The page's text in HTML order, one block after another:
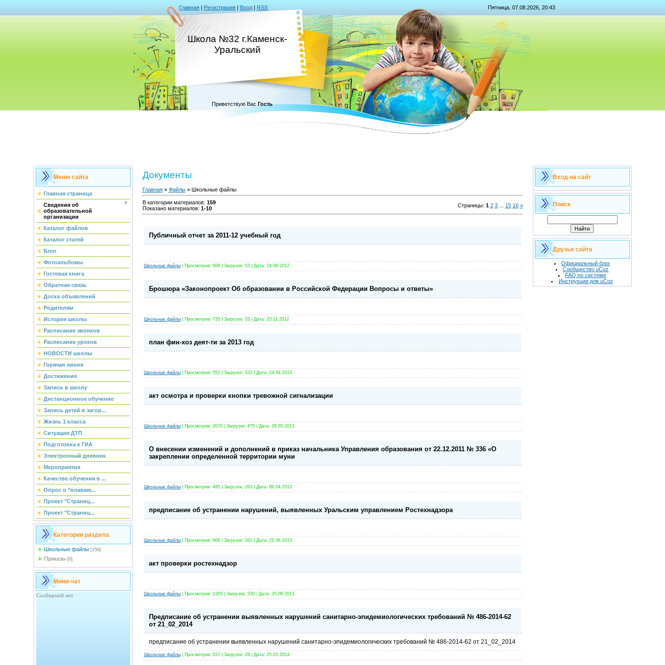
Главная | Регистрация | Вход | RSS Пятница, 07.08.2026, 20:43
Школа №32 г.Каменск-
Уральский
Приветствую Вас Гость
Меню сайта
Главная страница
Сведения об
образовательной
организации
Каталог файлов
Каталог статей
Блог
Фотоальбомы
Гостевая книга
Обратная связь
Доска объявлений
Родителям
История школы
Расписание звонков
Расписание уроков
НОВОСТИ школы
Горячая линия
Достижения
Запись в школу
Дистанционное обучение
Запись детей в загор...
Жизнь 1 класса
Ситуация ДТП
Подготовка к ГИА
Электронный дневник
Мероприятия
Качестве обучения в ...
Опрос о "плаваю...
Проект "Страниц...
Проект "Страниц...
Категории раздела
Школьные файлы [159]
Приказы [0]
Мини-чат
Документы
Главная» Файлы» Школьные файлы
В категории материалов: 159
Показано материалов: 1-10 Страницы: 1 2 3 15 16 »
Публичный отчет за 2011-12 учебный год
Школьные файлы| Просмотров: 606 | Загрузок: 53 | Дата: 24.09.2012
Брошюра «Законопроект Об образовании в Российской Федерации Вопросы и ответы»
Школьные файлы| Просмотров: 735 | Загрузок: 33 | Дата: 23.11.2012
план фин-хоз деят-ти за 2013 год
Школьные файлы| Просмотров: 551 | Загрузок: 332 | Дата: 24.04.2013
акт осмотра и проверки кнопки тревожной сигнализации
Школьные файлы| Просмотров: 2070 | Загрузок: 475 | Дата: 29.05.2013
О внесении изменений и дополнений в приказ начальника Управления образования от 22.12.2011 № 336 «О
закреплении определенной территории муни
Школьные файлы| Просмотров: 495 | Загрузок: 263 | Дата: 08.04.2013
предписание об устранении нарушений, выявленных Уральским управлением Ростехнадзора
Школьные файлы| Просмотров: 606 | Загрузок: 261 | Дата: 25.06.2013
акт проверки ростехнадзор
Школьные файлы| Просмотров: 1305 | Загрузок: 330 | Дата: 25.06.2013
Предписание об устранении выявленных нарушений санитарно-эпидемиологических требований № 486-2014-62
от 21_02_2014
предписание об устранении выявленных нарушений санитарно-эпидемиологических требований № 486-2014-62 от 21_02_2014
Школьные файлы| Просмотров: 537 | Загрузок: 26 | Дата: 25.03.2014
Вход на сайт
Поиск
Друзья сайта
Официальный блог
Сообщество uCoz
FAQ по системе
Инструкции для uCoz